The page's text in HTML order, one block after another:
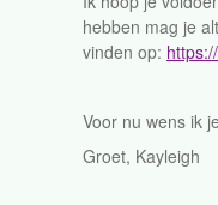
hebben mag je
vinden op:
Voor nu wens ik
Groet, Kayleigh